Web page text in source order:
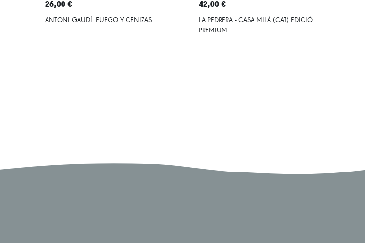
26,00 €
ANTONI GAUDÍ. FUEGO Y CENIZAS
42,00 €
LA PEDRERA - CASA MILÀ (CAT) EDICIÓ
PREMIUM